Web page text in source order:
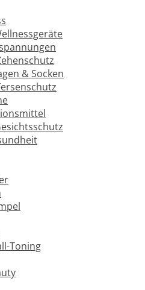
& Socken
Toning